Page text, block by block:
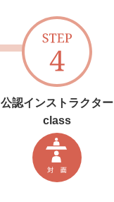
公認インストラクター
class